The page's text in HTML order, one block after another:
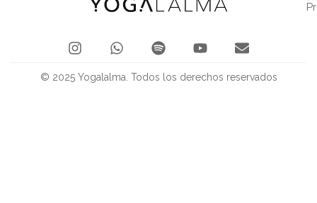
© 2025 Yogalalma. Todos los derechos reservados